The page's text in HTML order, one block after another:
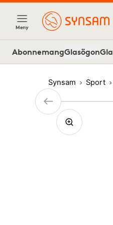
Meny
AbonnemangGlasögon
Synsam Sport